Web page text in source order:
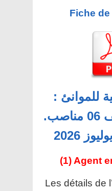
Fiche
للموانئ :
مباريات لتوظيف 06 مناصب.
(1) Agent
Les détails de